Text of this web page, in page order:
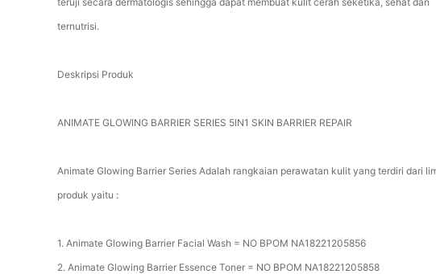
ternutrisi.
Deskripsi Produk
ANIMATE GLOWING BARRIER SERIES 5IN1 SKIN BARRIER REPAIR
Animate Glowing Barrier Series Adalah rangkaian perawatan kulit yang terdiri dari
produk yaitu :
1. Animate Glowing Barrier Facial Wash = NO BPOM NA18221205856
2. Animate Glowing Barrier Essence Toner = NO BPOM NA18221205858